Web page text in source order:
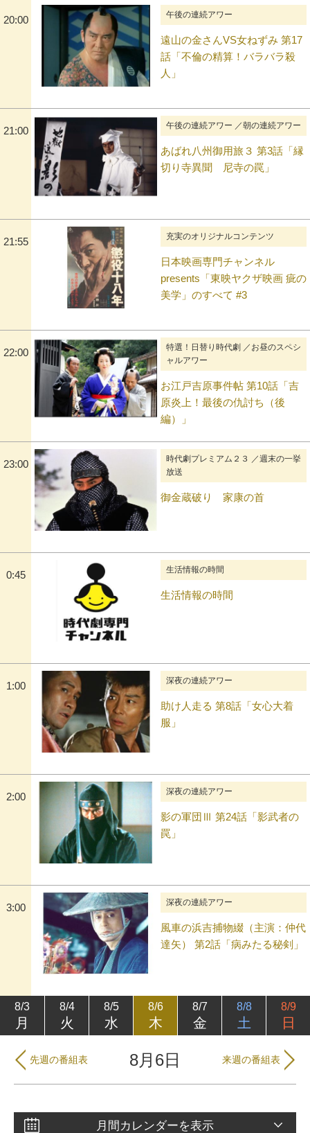
20:00 午後の連続アワー
遠山の金さんVS女ねずみ 第17
話「不倫の精算！バラバラ殺
人」
21:00 午後の連続アワー ／朝の連続アワー
あばれ八州御用旅３ 第3話「縁
切り寺異聞 尼寺の罠」
21:55 充実のオリジナルコンテンツ
日本映画専門チャンネル
presents「東映ヤクザ映画 疵の
美学」のすべて #3
22:00
特選！日替り時代劇 ／お昼のスペシ
ャルアワー
お江戸吉原事件帖 第10話「吉
原炎上！最後の仇討ち（後
編）」
23:00
時代劇プレミアム２３ ／週末の一挙
放送
御金蔵破り 家康の首
0:45 生活情報の時間
生活情報の時間
1:00 深夜の連続アワー
助け人走る 第8話「女心大着
服」
2:00 深夜の連続アワー
影の軍団Ⅲ 第24話「影武者の
罠」
3:00 深夜の連続アワー
風車の浜吉捕物綴（主演：仲代
達矢） 第2話「病みたる秘剣」
8/3
月
8/4
火
8/5
水
8/6
木
8/7
金
8/8
土
8/9
日
先週の番組表 8月6日 来週の番組表
月間カレンダーを表示